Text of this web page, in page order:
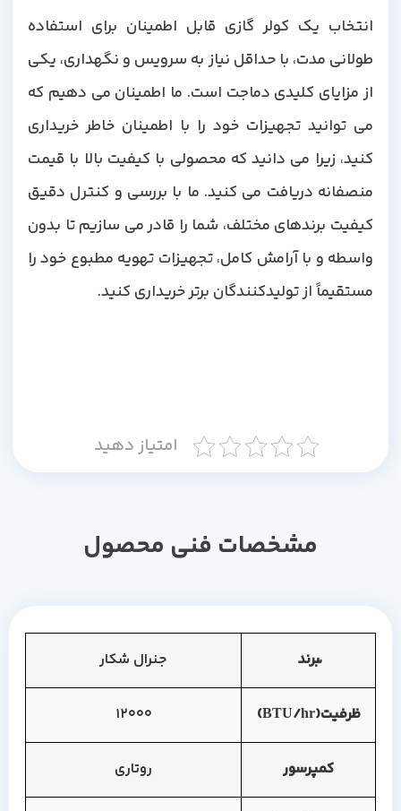
انتخاب یک کولر گازی قابل اطمینان برای استفاده
طولانی مدت، با حداقل نیاز به سرویس و نگهداری، یکی
از مزایای کلیدی دماجت است. ما اطمینان می دهیم که
می توانید تجهیزات خود را با اطمینان خاطر خریداری
کنید، زیرا می دانید که محصولی با کیفیت بالا با قیمت
منصفانه دریافت می کنید. ما با بررسی و کنترل دقیق
کیفیت برندهای مختلف، شما را قادر می سازیم تا بدون
واسطه و با آرامش کامل، تجهیزات تهویه مطبوع خود را
مستقیماً از تولیدکنندگان برتر خریداری کنید.
امتیاز دهید
مشخصات فنی محصول
جنرال شکار
ظرفیت(BTU/hr) 12000
کمپرسور روتاری